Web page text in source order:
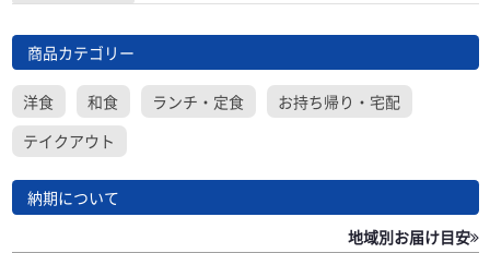
商品カテゴリー
洋食 和食 ランチ・定食
お持ち帰り・宅配
テイクアウト
納期について
地域別お届け目安